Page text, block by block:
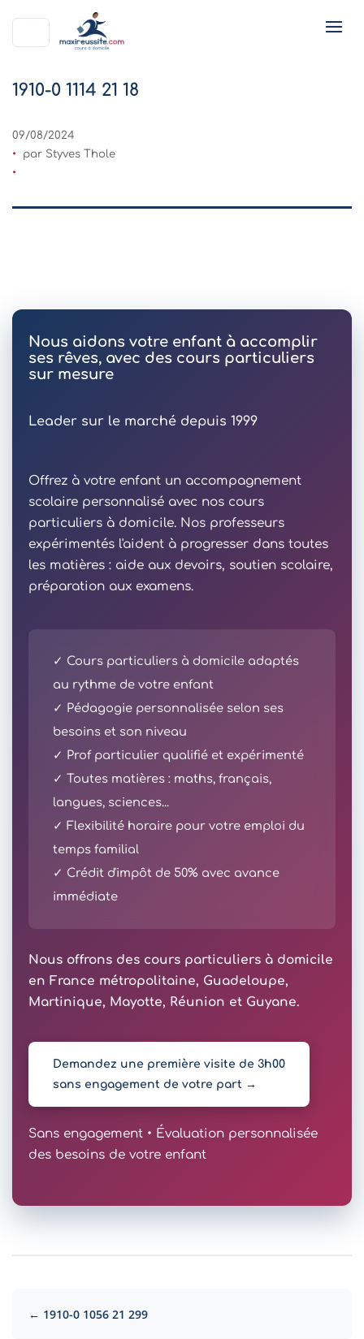
1910-0 1114 21 18
09/08/2024
par Styves Thole
Nous aidons votre enfant à accomplir
ses rêves, avec des cours particuliers
sur mesure
Leader sur le marché depuis 1999
Offrez à votre enfant un accompagnement
scolaire personnalisé avec nos cours
particuliers à domicile. Nos professeurs
expérimentés l'aident à progresser dans toutes
les matières : aide aux devoirs, soutien scolaire,
préparation aux examens.
✓ Cours particuliers à domicile adaptés
au rythme de votre enfant
✓ Pédagogie personnalisée selon ses
besoins et son niveau
✓ Prof particulier qualifié et expérimenté
✓ Toutes matières : maths, français,
langues, sciences...
✓ Flexibilité horaire pour votre emploi du
temps familial
✓ Crédit d'impôt de 50% avec avance
immédiate
Nous offrons des cours particuliers à domicile
en France métropolitaine, Guadeloupe,
Martinique, Mayotte, Réunion et Guyane.
Demandez une première visite de 3h00
sans engagement de votre part →
Sans engagement • Évaluation personnalisée
des besoins de votre enfant
← 1910-0 1056 21 299